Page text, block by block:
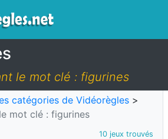
le mot clé : figurines
catégories de Vidéorègles >
mot clé : figurines
10 jeux trouvés